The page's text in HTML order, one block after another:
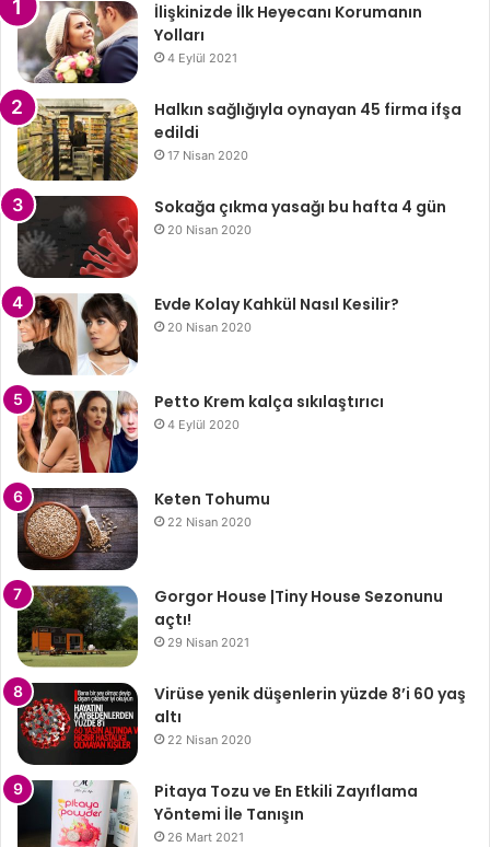
İlişkinizde İlk Heyecanı Korumanın
Yolları
4 Eylül 2021
Halkın sağlığıyla oynayan 45 firma ifşa
edildi
17 Nisan 2020
Sokağa çıkma yasağı bu hafta 4 gün
20 Nisan 2020
Evde Kolay Kahkül Nasıl Kesilir?
20 Nisan 2020
Petto Krem kalça sıkılaştırıcı
4 Eylül 2020
Keten Tohumu
22 Nisan 2020
Gorgor House |Tiny House Sezonunu
açtı!
29 Nisan 2021
Virüse yenik düşenlerin yüzde 8’i 60 yaş
altı
22 Nisan 2020
Pitaya Tozu ve En Etkili Zayıflama
Yöntemi İle Tanışın
26 Mart 2021